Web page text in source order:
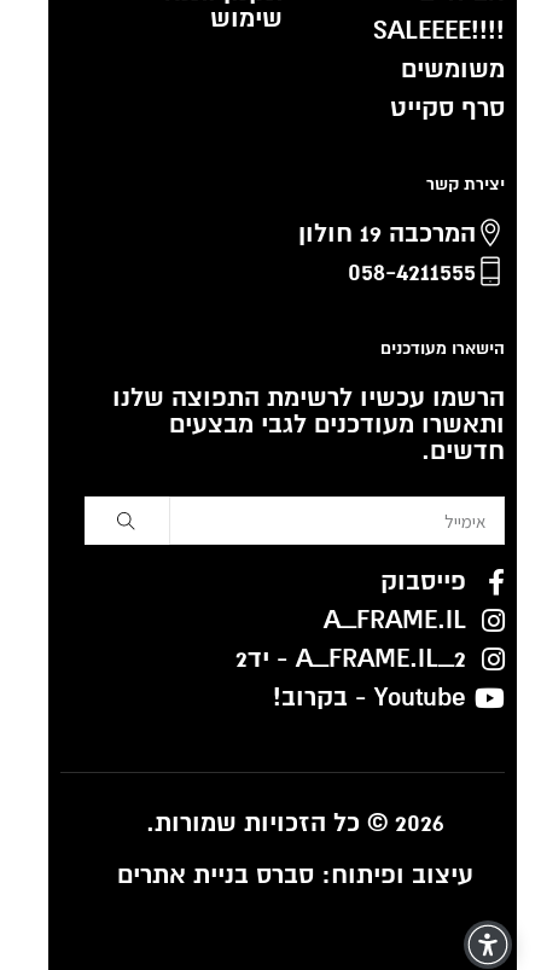
!!!!SALEEEE
משומשים
סרף סקייט
שימוש
יצירת קשר
המרכבה 19 חולון
058-4211555
הישארו מעודכנים
הרשמו עכשיו לרשימת התפוצה שלנו
ותאשרו מעודכנים לגבי מבצעים
חדשים.
פייסבוק
A_FRAME.IL
A_FRAME.IL_2 - יד2
Youtube - בקרוב!
2026 © כל הזכויות שמורות.
עיצוב ופיתוח:סברס בניית אתרים